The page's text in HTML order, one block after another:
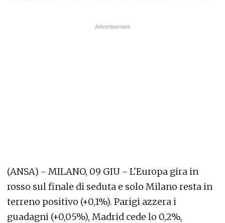
(ANSA) - MILANO, 09 GIU - L'Europa gira in
rosso sul finale di seduta e solo Milano resta in
terreno positivo (+0,1%). Parigi azzera i
guadagni (+0,05%), Madrid cede lo 0,2%,